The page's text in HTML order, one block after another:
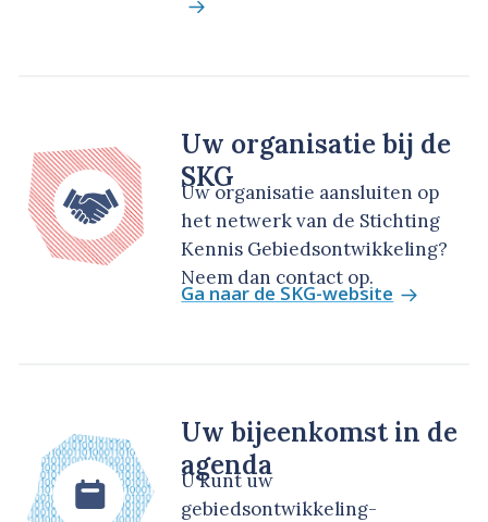
Uw organisatie bij de
SKG
Uw organisatie aansluiten op
het netwerk van de Stichting
Kennis Gebiedsontwikkeling?
Neem dan contact op.
Ga naar de SKG-website
Uw bijeenkomst in de
agenda
U kunt uw
gebiedsontwikkeling-